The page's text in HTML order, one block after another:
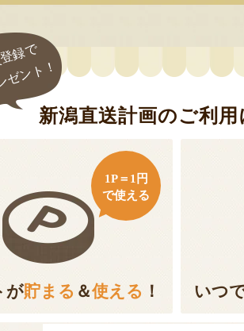
録で
ゼント！
新潟直送計画のご利用
が貯まる ＆使える ！
1P＝1円
で使える
いつ